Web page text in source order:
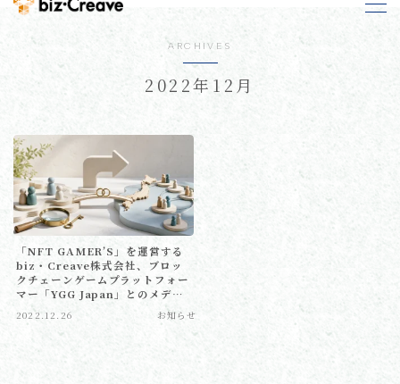
MENU
NEWS
COMPANY 会社概要
RECRUIT 求人情報
CONTACT お問い合わせ
ARCHIVES
2022年12月
「NFT GAMER’S」を運営する
biz・Creave株式会社、ブロッ
クチェーンゲームプラットフォー
マー「YGG Japan」とのメディ
ア事業における戦略的パートナー
シップを締結
2022.12.26 お知らせ